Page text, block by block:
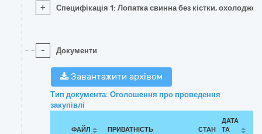
+ Специфікація 1: Лопатка свинна без кістки,
- Документи
Завантажити архівом
Тип документа: Оголошення про проведення
закупівлі
ФАЙЛ ПРИВАТНІСТЬ СТАН
ДАТА
ТА